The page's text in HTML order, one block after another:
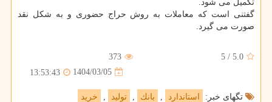
تکمیل می شود.
گفتنی است که معاملات به روش حراج حضوری و به شکل نقد
صورت می گیرد.
5.0
/
5
373
1404/03/05
13:53:43
تگهای خبر: استاندارد بانك تولید خرید